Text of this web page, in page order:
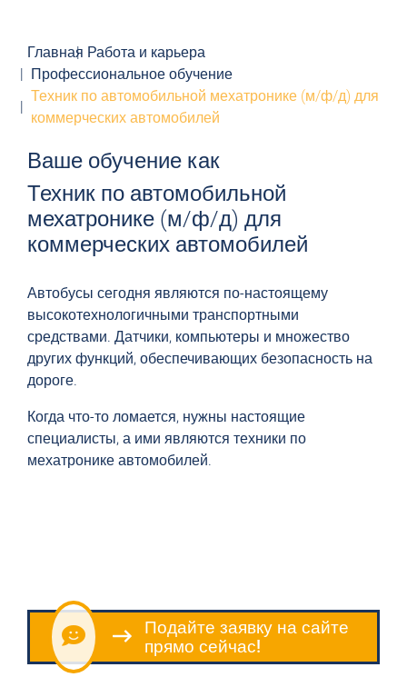
Главная Работа и карьера
Профессиональное обучение
Техник по автомобильной мехатронике (м/ф/д) для
коммерческих автомобилей
Ваше обучение как
Техник по автомобильной
мехатронике (м/ф/д) для
коммерческих автомобилей
Автобусы сегодня являются по-настоящему
высокотехнологичными транспортными
средствами. Датчики, компьютеры и множество
других функций, обеспечивающих безопасность на
дороге.
Когда что-то ломается, нужны настоящие
специалисты, а ими являются техники по
мехатронике автомобилей.
Подайте заявку на сайте
прямо сейчас!